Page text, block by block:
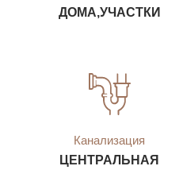
ДОМА,УЧАСТКИ
Канализация
ЦЕНТРАЛЬНАЯ